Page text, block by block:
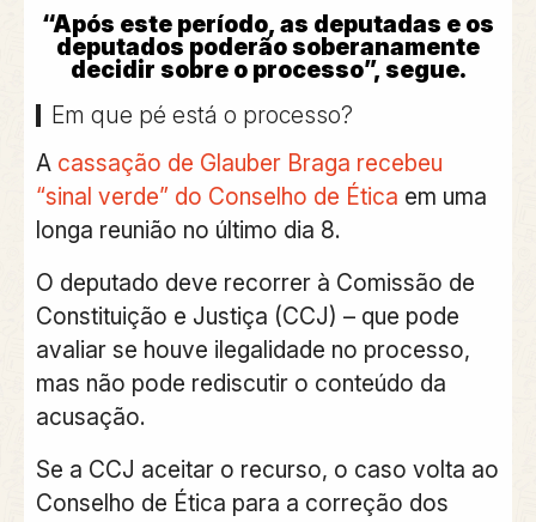
“Após este período, as deputadas e os
deputados poderão soberanamente
decidir sobre o processo”, segue.
Em que pé está o processo?
A cassação de Glauber Braga recebeu
“sinal verde” do Conselho de Ética em uma
longa reunião no último dia 8.
O deputado deve recorrer à Comissão de
Constituição e Justiça (CCJ) – que pode
avaliar se houve ilegalidade no processo,
mas não pode rediscutir o conteúdo da
acusação.
Se a CCJ aceitar o recurso, o caso volta ao
Conselho de Ética para a correção dos